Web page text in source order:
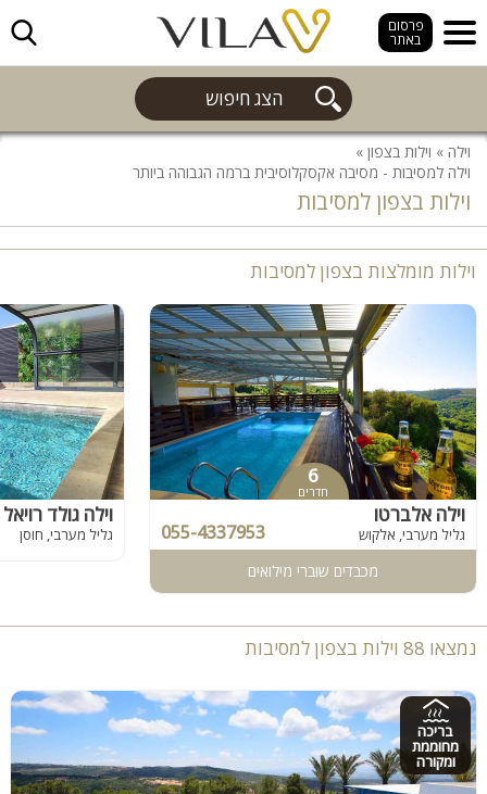
פרסום
באתר
הצג חיפוש
חפש
וילה » וילות בצפון »
וילה למסיבות - מסיבה אקסקלוסיבית ברמה הגבוהה ביותר
וילות בצפון למסיבות
וילות מומלצות בצפון למסיבות
6
חדרים
וילה אלברטו
גליל מערבי, אלקוש 055-4337953
מכבדים שוברי מילואים
וילה גולד רויאל
גליל מערבי, חוסן
נמצאו 88 וילות בצפון למסיבות
בריכה
מחוממת
ומקורה